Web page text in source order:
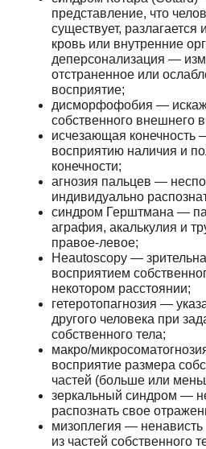
представление, что
существует,
кровь или внутренние
деперсонализация —
отстраненное или
восприятие;
дисморфофобия —
собственного внешнего
исчезающая конечность
восприятию наличия и
конечности;
агнозия пальцев —
индивидуально
синдром Герштмана —
аграфия, акалькулия и
правое-левое;
Heautoscopy —
восприятием
некотором расстоянии;
гетеротопагнозия —
другого человека при
собственного тела;
макро/
восприятие размера
частей (больше или
зеркальный синдром —
распознать свое
мизоплегия —
из частей собственного